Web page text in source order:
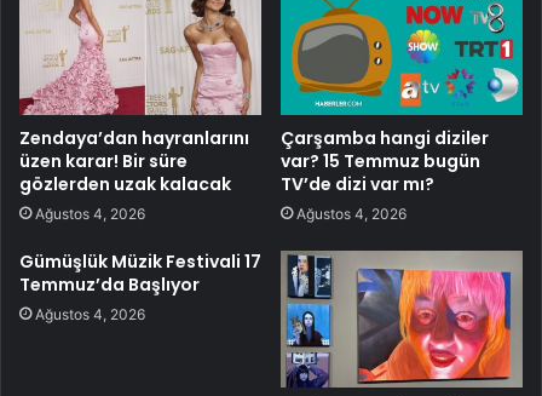
Zendaya’dan hayranlarını
üzen karar! Bir süre
gözlerden uzak kalacak
Ağustos 4, 2026
Çarşamba hangi diziler
var? 15 Temmuz bugün
TV’de dizi var mı?
Ağustos 4, 2026
Gümüşlük Müzik Festivali 17
Temmuz’da Başlıyor
Ağustos 4, 2026